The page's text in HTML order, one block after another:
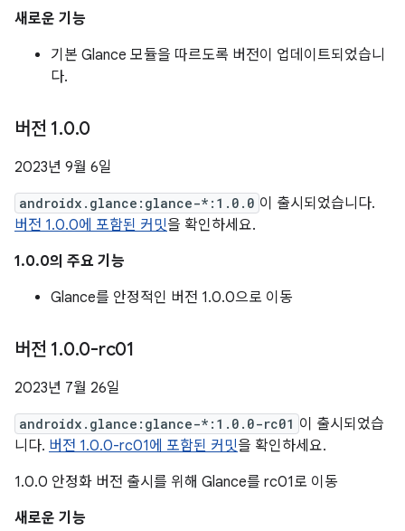
새로운 기능
기본 Glance 모듈을 따르도록 버전이 업데이트되었습니
다.
버전 1.0.0
2023년 9월 6일
androidx.glance:glance-*:1.0.0 이 출시되었습니다.
버전 1.0.0에 포함된 커밋을 확인하세요.
1.0.0의 주요 기능
Glance를 안정적인 버전 1.0.0으로 이동
버전 1.0.0-rc01
2023년 7월 26일
androidx.glance:glance-*:1.0.0-rc01 이 출시되었습
니다. 버전 1.0.0-rc01에 포함된 커밋을 확인하세요.
1.0.0 안정화 버전 출시를 위해 Glance를 rc01로 이동
새로운 기능